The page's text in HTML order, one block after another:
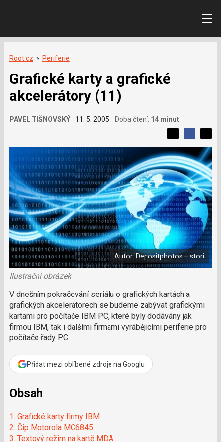
Root.cz » Periferie
Grafické karty a grafické
akcelerátory (11)
PAVEL TIŠNOVSKÝ 11. 5. 2005 Doba čtení: 14 minut
b
í
s
e
v
á
m
č
l
n
e
k
P
o
d
p
o
S
d
í
l
e
t
S
d
í
l
e
j
t
e
n
F
a
c
e
b
o
o
k
d
í
l
e
j
t
e
n
a
s
í
t
i
X
Autor: Depositphotos – stori
Ilustrační obrázek
V dnešním pokračování seriálu o grafických kartách a
grafických akcelerátorech se budeme zabývat grafickými
kartami pro počítače IBM PC, které byly dodávány jak
firmou IBM, tak i dalšími firmami vyrábějícími periferie pro
počítače řady PC.
Přidat mezi oblíbené zdroje na Googlu
Obsah
1. Grafické karty firmy IBM
2. Čip Motorola MC6845
3. Textový režim na kartě MDA